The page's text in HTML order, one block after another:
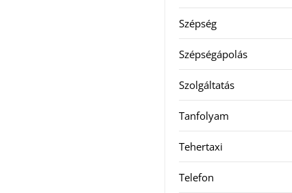
Szépség
Szépségápolás
Szolgáltatás
Tanfolyam
Tehertaxi
Telefon